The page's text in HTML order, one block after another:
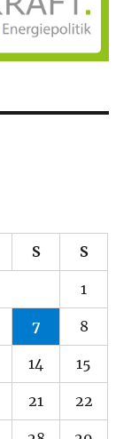
S S
1
7 8
14 15
21 22